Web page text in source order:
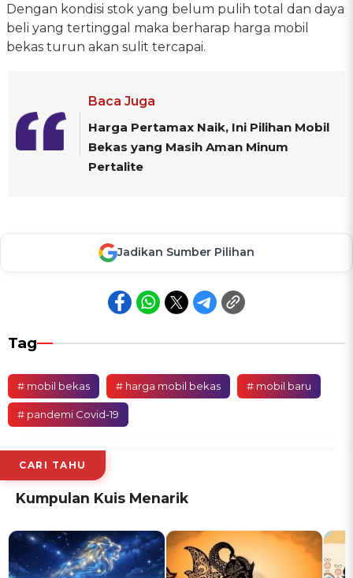
Dengan kondisi stok yang belum pulih total dan daya
beli yang tertinggal maka berharap harga mobil
bekas turun akan sulit tercapai.
Baca Juga
Harga Pertamax Naik, Ini Pilihan Mobil
Bekas yang Masih Aman Minum
Pertalite
Jadikan Sumber Pilihan
Tag
# mobil bekas # harga mobil bekas # mobil baru
# pandemi Covid-19
CARI TAHU
Kumpulan Kuis Menarik